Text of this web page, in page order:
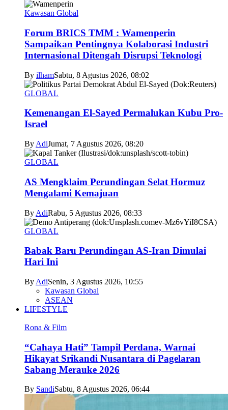
Kawasan Global
Forum BRICS TMM : Wamenperin
Sampaikan Pentingnya Kolaborasi Industri
Internasional Ditengah Disrupsi Teknologi
By ilhamSabtu, 8 Agustus 2026, 08:02
GLOBAL
Kemenangan El-Sayed Permalukan Kubu Pro-
Israel
By AdiJumat, 7 Agustus 2026, 08:20
GLOBAL
AS Mengklaim Perundingan Selat Hormuz
Mengalami Kemajuan
By AdiRabu, 5 Agustus 2026, 08:33
GLOBAL
Babak Baru Perundingan AS-Iran Dimulai
Hari Ini
By AdiSenin, 3 Agustus 2026, 10:55
Kawasan Global
ASEAN
LIFESTYLE
Rona & Film
“Cahaya Hati” Tampil Perdana, Warnai
Hikayat Srikandi Nusantara di Pagelaran
Sabang Merauke 2026
By SandiSabtu, 8 Agustus 2026, 06:44